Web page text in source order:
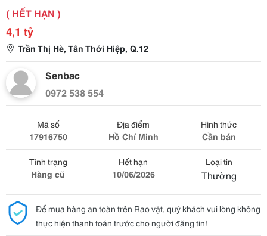
( HẾT HẠN )
4,1 tỷ
Trần Thị Hè, Tân Thới Hiệp, Q.12
Senbac
0972 538 554
Mã số
17916750
Địa điểm
Hồ Chí Minh
Hình thức
Cần bán
Tình trạng
Hàng cũ
Hết hạn
10/06/2026
Loại tin
Thường
Để mua hàng an toàn trên Rao vặt, quý khách vui lòng không
thực hiện thanh toán trước cho người đăng tin!